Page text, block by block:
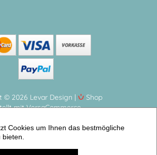
© 2026 Levar Design |
Shop
mit VersaCommerce.
mit Geburtsdaten aus
frei (3er Gechirrset) | Artikelnummer:
6253-6338-6188 -2
Cookies um Ihnen das bestmögliche